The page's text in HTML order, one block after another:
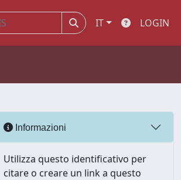
IT LOGIN
Informazioni
Utilizza questo identificativo per
citare o creare un link a questo